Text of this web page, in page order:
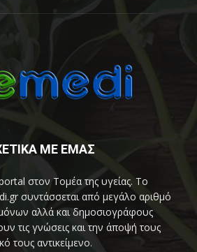
ΜΕ ΕΜΑΣ
στον Τομέα της υγείας. Το
συντάσσεται από μεγάλο αριθμό
αλλά και δημοσιογράφους
τις γνώσεις και την άποψή τους
τους αντικείμενο.